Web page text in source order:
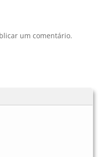
um comentário.